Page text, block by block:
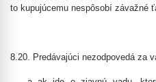
to kupujúcemu nespôsobí závažné
8.20. Predávajúci nezodpovedá za